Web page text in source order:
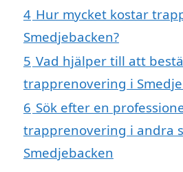
4 Hur mycket kostar
Smedjebacken?
5 Vad hjälper till att
trapprenovering i
6 Sök efter en
trapprenovering i andra
Smedjebacken